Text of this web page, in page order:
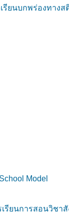
ยนบกพร่องทาง
Model
รียนการสอนวิช